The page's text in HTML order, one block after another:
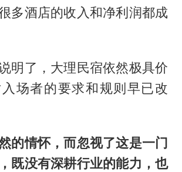
多酒店的收入和净利润都成
明了，大理民宿依然极具价
场者的要求和规则早已改
的情怀，而忽视了这是一门
既没有深耕行业的能力，也